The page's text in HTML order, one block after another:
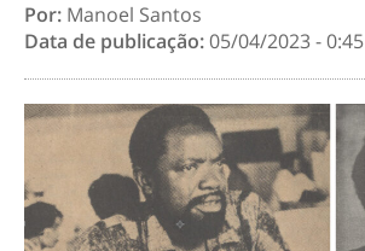
Por: Manoel Santos
Data de publicação:05/04/2023 - 0:45